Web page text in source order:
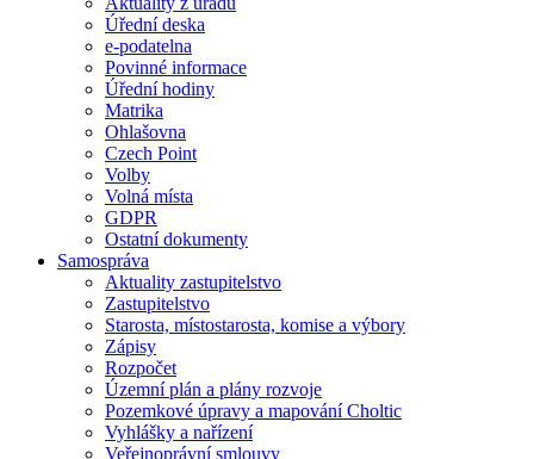
Úřední deska
e-podatelna
Povinné informace
Úřední hodiny
Matrika
Ohlašovna
Czech Point
Volby
Volná místa
GDPR
Ostatní dokumenty
Samospráva
Aktuality zastupitelstvo
Zastupitelstvo
Starosta, místostarosta, komise a výbory
Zápisy
Rozpočet
Územní plán a plány rozvoje
Pozemkové úpravy a mapování Choltic
Vyhlášky a nařízení
Veřejnoprávní smlouvy